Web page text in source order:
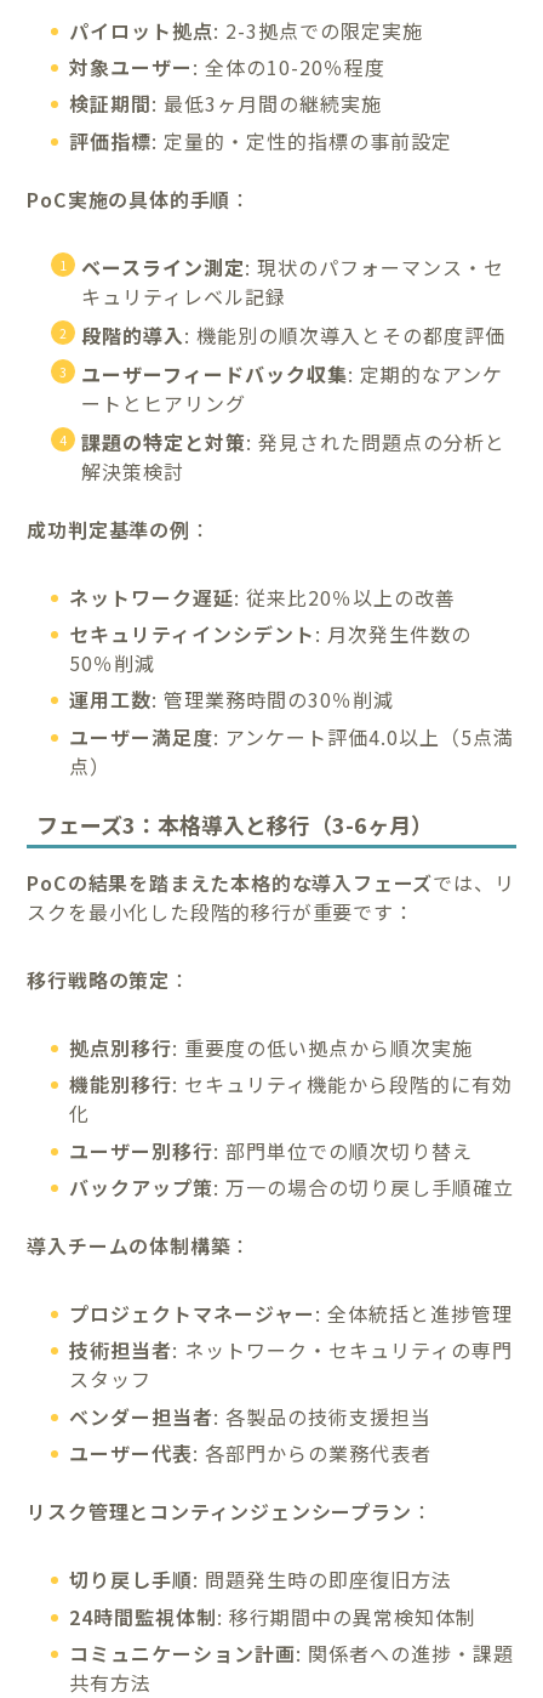
パイロット拠点: 2-3拠点での限定実施
対象ユーザー: 全体の10-20％程度
検証期間: 最低3ヶ月間の継続実施
評価指標: 定量的・定性的指標の事前設定
PoC実施の具体的手順 ：
ベースライン測定: 現状のパフォーマンス・セ
キュリティレベル記録
段階的導入: 機能別の順次導入とその都度評価
ユーザーフィードバック収集: 定期的なアンケ
ートとヒアリング
課題の特定と対策: 発見された問題点の分析と
解決策検討
成功判定基準の例 ：
ネットワーク遅延: 従来比20％以上の改善
セキュリティインシデント: 月次発生件数の
50％削減
運用工数: 管理業務時間の30％削減
ユーザー満足度: アンケート評価4.0以上（5点満
点）
フェーズ3：本格導入と移行（3-6ヶ月）
PoCの結果を踏まえた本格的な導入フェーズでは、リ
スクを最小化した段階的移行が重要です：
移行戦略の策定 ：
拠点別移行: 重要度の低い拠点から順次実施
機能別移行: セキュリティ機能から段階的に有効
化
ユーザー別移行: 部門単位での順次切り替え
バックアップ策: 万一の場合の切り戻し手順確立
導入チームの体制構築 ：
プロジェクトマネージャー: 全体統括と進捗管理
技術担当者: ネットワーク・セキュリティの専門
スタッフ
ベンダー担当者: 各製品の技術支援担当
ユーザー代表: 各部門からの業務代表者
リスク管理とコンティンジェンシープラン ：
切り戻し手順: 問題発生時の即座復旧方法
24時間監視体制: 移行期間中の異常検知体制
コミュニケーション計画: 関係者への進捗・課題
共有方法